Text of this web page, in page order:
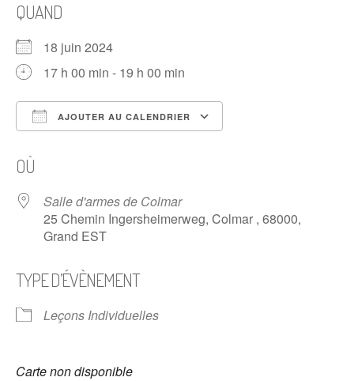
QUAND
18 juin 2024
17 h 00 min - 19 h 00 min
AJOUTER AU CALENDRIER
OÙ
Salle d'armes de Colmar
25 Chemin Ingersheimerweg, Colmar , 68000,
Grand EST
TYPE D’ÉVÈNEMENT
Leçons Individuelles
Carte non disponible